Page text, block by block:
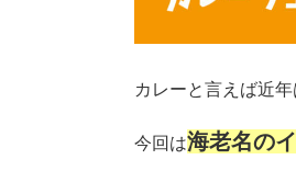
カレーと言えば近
今回は海老名の